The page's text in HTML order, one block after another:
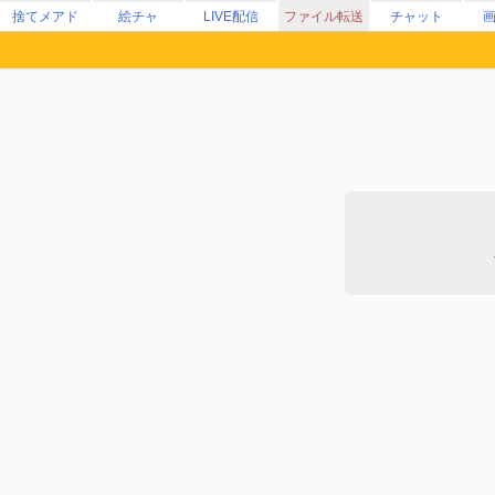
捨てメアド 絵チャ LIVE配信 ファイル転送 チャット